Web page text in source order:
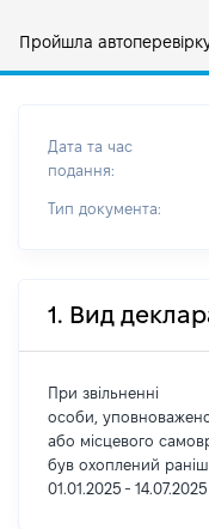
Пройшла
Дата та час
подання:
Тип документа:
1. Вид
При звільненні
особи,
або місцевого
був охоплений
01.01.2025 - 14.07.2025